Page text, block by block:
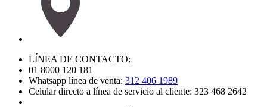
LÍNEA DE CONTACTO:
01 8000 120 181
Whatsapp línea de venta: 312 406 1989
Celular directo a línea de servicio al cliente: 323 468 2642